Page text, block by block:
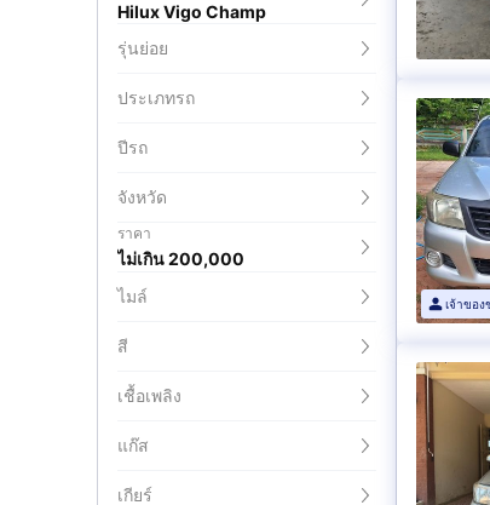
Smart Cab 2.5 G VNT
(1)
Smart
(1)
Hilux Vigo Champ
รุ่นย่อย
ประเภทรถ
ปีรถ
จังหวัด
ราคา
ไม่เกิน 200,000
ไมล์
สี
เชื้อเพลิง
แก๊ส
เกียร์
เจ้าของ